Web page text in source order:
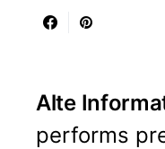
Alte
performs